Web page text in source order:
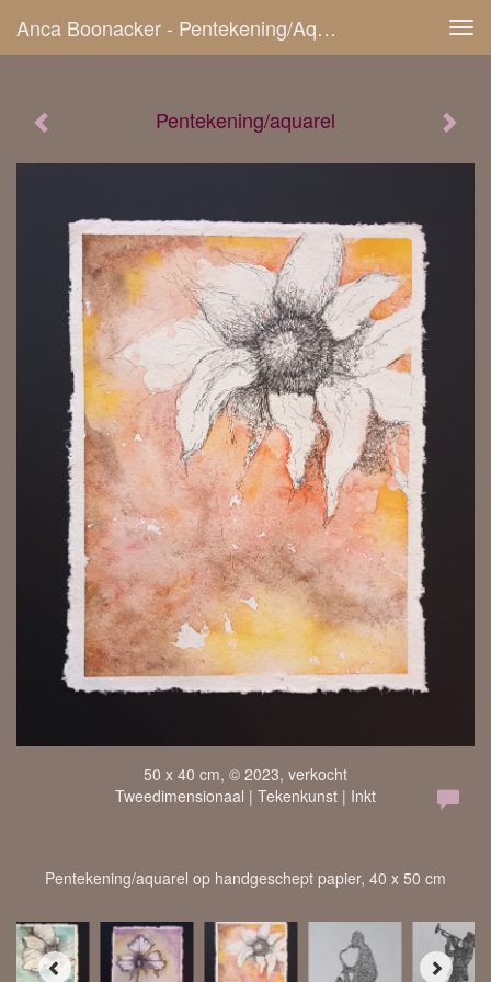
Anca Boonacker - Pentekening/aquarel
Pentekening/aquarel
50 x 40 cm, © 2023, verkocht
Tweedimensionaal | Tekenkunst | Inkt
Pentekening/aquarel op handgeschept papier, 40 x 50 cm